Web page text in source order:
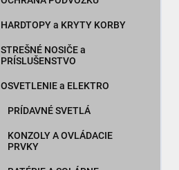
HARDTOPY a KRYTY KORBY
STREŠNÉ NOSIČE a
PRÍSLUŠENSTVO
OSVETLENIE a ELEKTRO
PRÍDAVNÉ SVETLÁ
KONZOLY A OVLÁDACIE
PRVKY